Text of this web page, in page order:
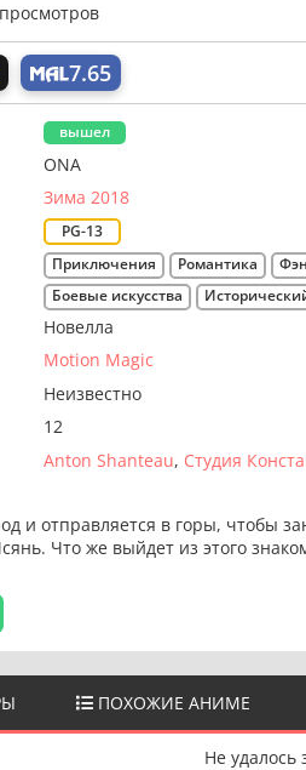
7.65
вышел
ONA
Зима 2018
PG-13
Приключения Романтика
Боевые искусства
Новелла
Motion Magic
Неизвестно
12
Anton Shanteau Студия
и отправляется в горы, чтобы
Что же выйдет из этого
ПОХОЖИЕ АНИМЕ
Не удалось